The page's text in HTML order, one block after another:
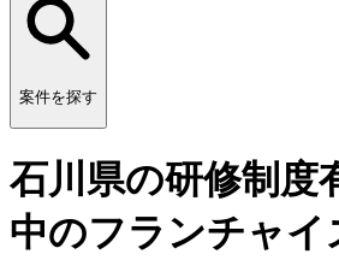
案件を探す
石川県の研修制度
中のフランチャイ